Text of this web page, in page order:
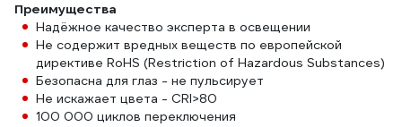
Преимущества
Надёжное качество эксперта в освещении
Не содержит вредных веществ по европейской
директиве RoHS (Restriction of Hazardous Substances)
Безопасна для глаз - не пульсирует
Не искажает цвета - CRI>80
100 000 циклов переключения